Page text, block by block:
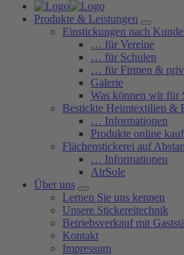
Produkte & Leistungen
Einstickungen nach
… für Vereine
… für Schulen
… für Firmen &
Galerie
Was können wir für
Bestickte Heimtextilien &
… Informationen
Produkte online
Flächenstickerei auf
… Informationen
AirSole
Über uns
Lernen Sie uns kennen
Unsere Stickereitechnik
Betriebsverkauf mit
Kontakt
Impressum